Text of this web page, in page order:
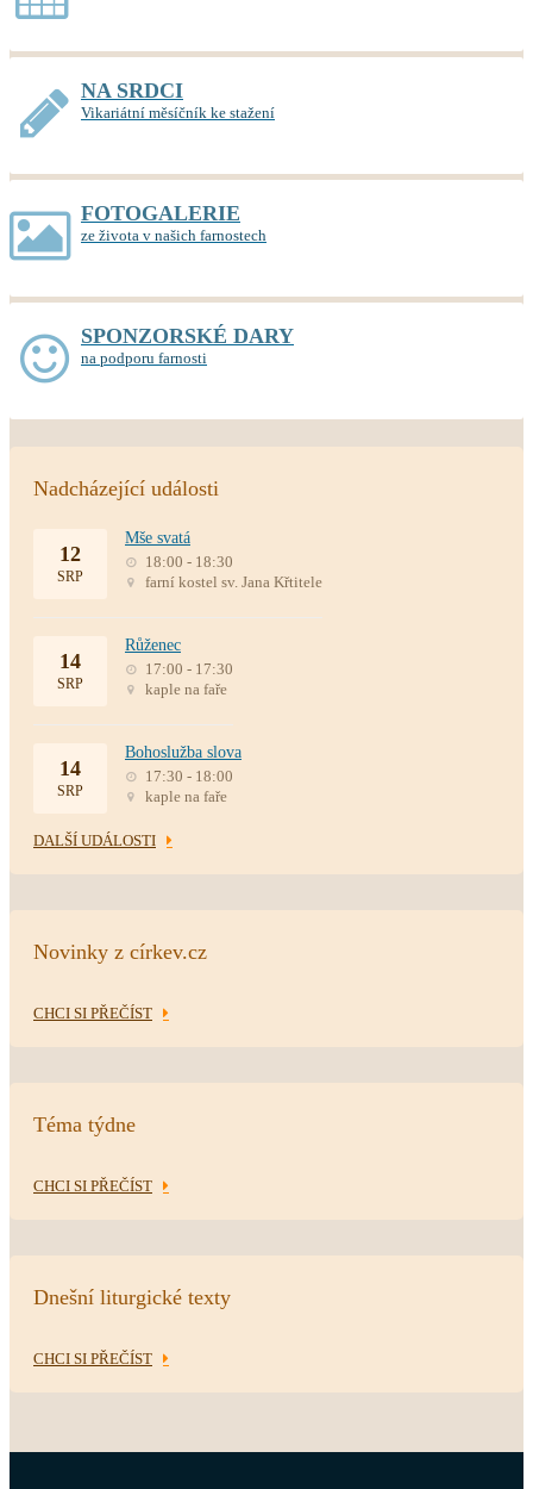
NA SRDCI
Vikariátní měsíčník ke stažení
FOTOGALERIE
ze života v našich farnostech
SPONZORSKÉ DARY
na podporu farnosti
Nadcházející události
12
SRP
Mše svatá
18:00 - 18:30
farní kostel sv. Jana Křtitele
14
SRP
Růženec
17:00 - 17:30
kaple na faře
14
SRP
Bohoslužba slova
17:30 - 18:00
kaple na faře
DALŠÍ UDÁLOSTI
Novinky z církev.cz
CHCI SI PŘEČÍST
Téma týdne
CHCI SI PŘEČÍST
Dnešní liturgické texty
CHCI SI PŘEČÍST